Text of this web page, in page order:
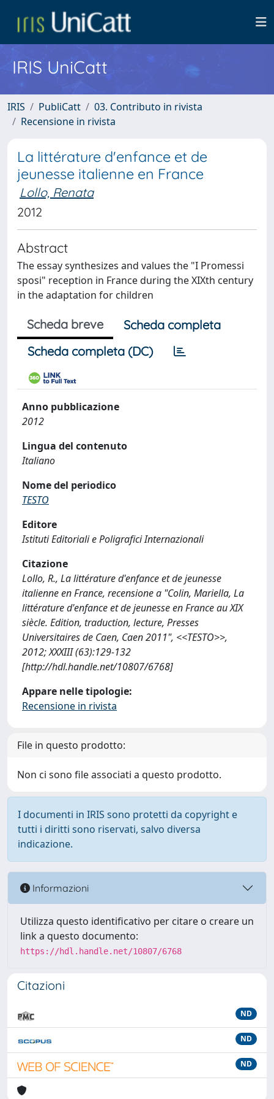
IRIS UniCatt
IRIS PubliCatt
03. Contributo in rivista
Recensione in rivista
La littérature d'enfance et de
jeunesse italienne en France
Lollo, Renata
2012
Abstract
The essay synthesizes and values the "I Promessi
sposi" reception in France during the XIXth century
in the adaptation for children
Scheda breve
Scheda completa
Scheda completa (DC)
Anno pubblicazione
2012
Lingua del contenuto
Italiano
Nome del periodico
TESTO
Editore
Istituti Editoriali e Poligrafici Internazionali
Citazione
Lollo, R., La littérature d'enfance et de jeunesse
italienne en France, recensione a "Colin, Mariella, La
littérature d'enfance et de jeunesse en France au XIX
siècle. Edition, traduction, lecture, Presses
Universitaires de Caen, Caen 2011", <<TESTO>>,
2012; XXXIII (63):129-132
[http://hdl.handle.net/10807/6768]
Appare nelle tipologie:
Recensione in rivista
File in questo prodotto:
Non ci sono file associati a questo prodotto.
I documenti in IRIS sono protetti da copyright e
tutti i diritti sono riservati, salvo diversa
indicazione.
Informazioni
Utilizza questo identificativo per citare o creare un
link a questo documento:
https://hdl.handle.net/10807/6768
Citazioni
ND
ND
ND